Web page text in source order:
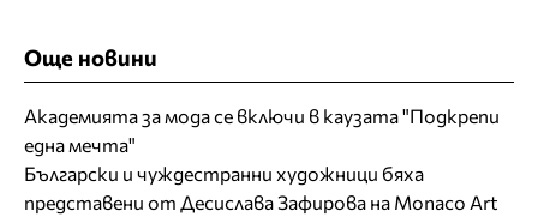
Още новини
Академията за мода се включи в каузата "Подкрепи
една мечта"
Български и чуждестранни художници бяха
представени от Десислава Зафирова на Monaco Art